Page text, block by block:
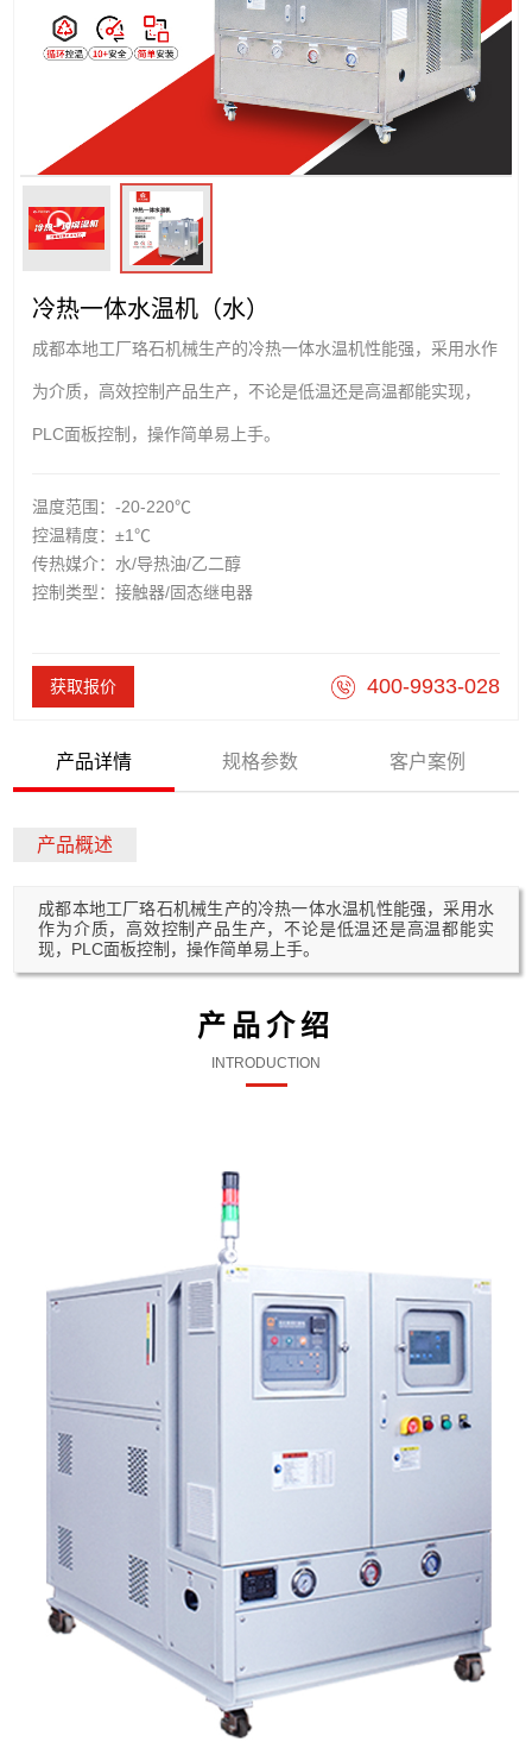
冷热一体水温机（水）
成都本地工厂珞石机械生产的冷热一体水温机性能强，采用水作
为介质，高效控制产品生产，不论是低温还是高温都能实现，
PLC面板控制，操作简单易上手。
温度范围：-20-220℃
控温精度：±1℃
传热媒介：水/导热油/乙二醇
控制类型：接触器/固态继电器
获取报价 400-9933-028
产品详情 规格参数 客户案例
产品概述
成都本地工厂珞石机械生产的冷热一体水温机性能强，采用水
作为介质，高效控制产品生产，不论是低温还是高温都能实
现，PLC面板控制，操作简单易上手。
产品介绍
INTRODUCTION